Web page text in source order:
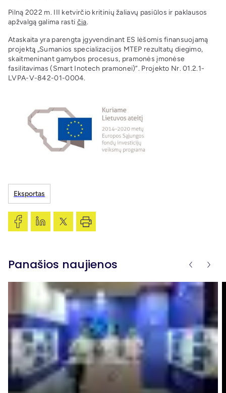
Pilną 2022 m. III ketvirčio kritinių žaliavų pasiūlos ir paklausos
apžvalgą galima rasti čia.
Ataskaita yra parengta įgyvendinant ES lėšomis finansuojamą
projektą̨ „Sumanios specializacijos MTEP rezultatų diegimo,
skaitmeninant gamybos procesus, pramonės įmonėse
fasilitavimas (Smart Inotech pramonei)“. Projekto Nr. 01.2.1-
LVPA-V-842-01-0004.
Eksportas
Panašios naujienos